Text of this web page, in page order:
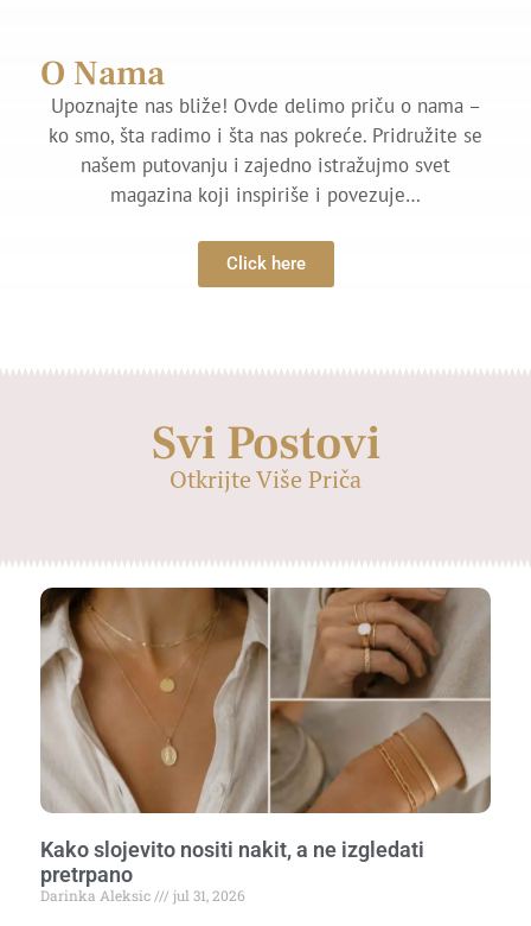
O Nama
Upoznajte nas bliže! Ovde delimo priču o nama –
ko smo, šta radimo i šta nas pokreće. Pridružite se
našem putovanju i zajedno istražujmo svet
magazina koji inspiriše i povezuje…
Click here
Svi Postovi
Otkrijte Više Priča
Kako slojevito nositi nakit, a ne izgledati
pretrpano
Darinka Aleksic jul 31, 2026